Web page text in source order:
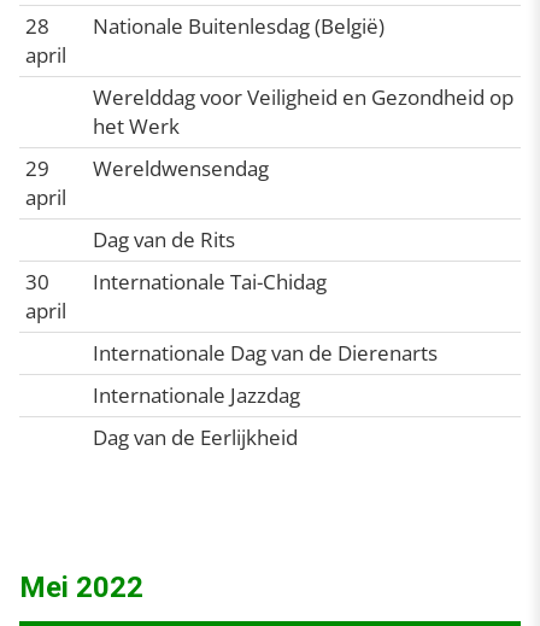
28
april
Nationale Buitenlesdag (België)
Werelddag voor Veiligheid en Gezondheid op
het Werk
29
april
Wereldwensendag
Dag van de Rits
30
april
Internationale Tai-Chidag
Internationale Dag van de Dierenarts
Internationale Jazzdag
Dag van de Eerlijkheid
Mei 2022